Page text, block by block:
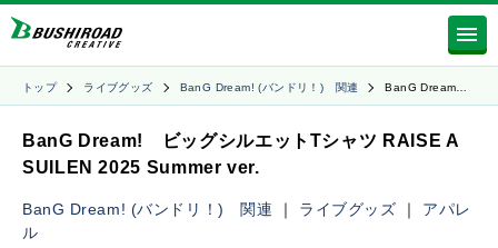
トップ ライブグッズ BanG Dream! (バンドリ！) 関連 BanG Dream…
BanG Dream! ビッグシルエットTシャツ RAISE A
SUILEN 2025 Summer ver.
BanG Dream! (バンドリ！) 関連 ｜ ライブグッズ ｜ アパレ
ル